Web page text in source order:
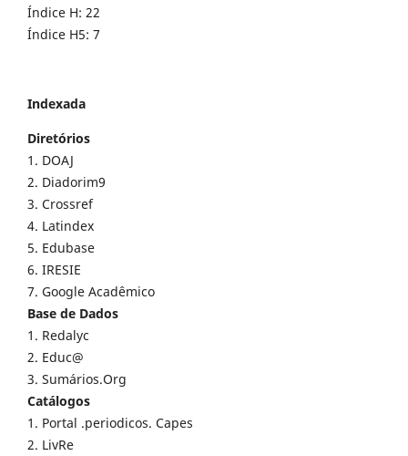
Índice H: 22
Índice H5: 7
Indexada
Diretórios
1. DOAJ
2. Diadorim9
3. Crossref
4. Latindex
5. Edubase
6. IRESIE
7. Google Acadêmico
Base de Dados
1. Redalyc
2. Educ@
3. Sumários.Org
Catálogos
1. Portal .periodicos. Capes
2. LivRe